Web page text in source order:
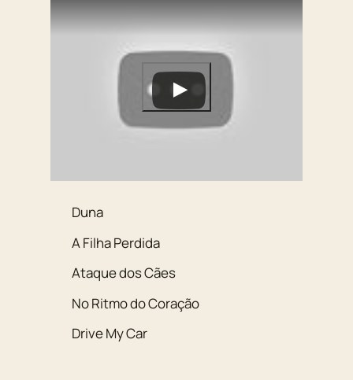
Duna
A Filha Perdida
Ataque dos Cães
No Ritmo do Coração
Drive My Car